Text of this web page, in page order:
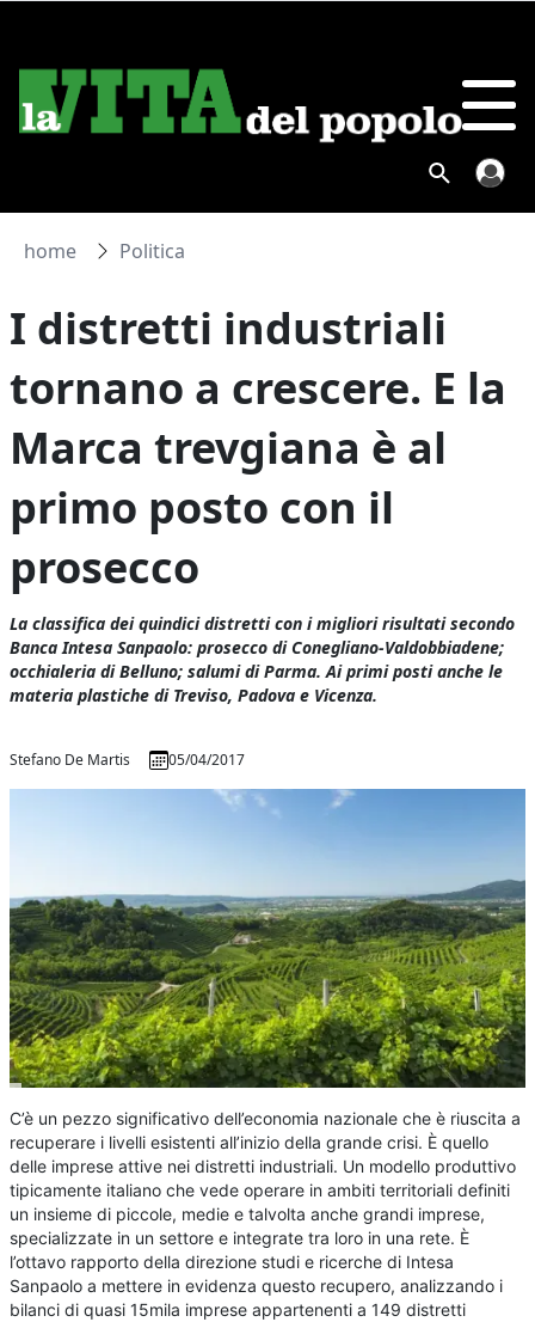
home Politica
I distretti industriali
tornano a crescere. E la
Marca trevgiana è al
primo posto con il
prosecco
La classifica dei quindici distretti con i migliori risultati secondo
Banca Intesa Sanpaolo: prosecco di Conegliano-Valdobbiadene;
occhialeria di Belluno; salumi di Parma. Ai primi posti anche le
materia plastiche di Treviso, Padova e Vicenza.
Stefano De Martis 05/04/2017
C’è un pezzo significativo dell’economia nazionale che è riuscita a
recuperare i livelli esistenti all’inizio della grande crisi. È quello
delle imprese attive nei distretti industriali. Un modello produttivo
tipicamente italiano che vede operare in ambiti territoriali definiti
un insieme di piccole, medie e talvolta anche grandi imprese,
specializzate in un settore e integrate tra loro in una rete. È
l’ottavo rapporto della direzione studi e ricerche di Intesa
Sanpaolo a mettere in evidenza questo recupero, analizzando i
bilanci di quasi 15mila imprese appartenenti a 149 distretti